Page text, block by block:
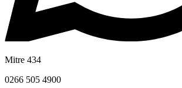
Mitre 434
0266 505 4900